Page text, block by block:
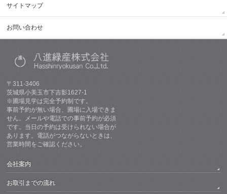
サイトマップ
お問い合わせ
〒311-3406
茨城県小美玉市下吉影1627-1
※圃場見学は完全予約制です。
事前予約が無い場合、圃場に入場できま
せん。メールや電話での事前予約が必須
です。当日の予約は受けられない場合が
あります。電話がつながらないときは、
営業時間をご確認ください。
会社案内
お取引までの流れ